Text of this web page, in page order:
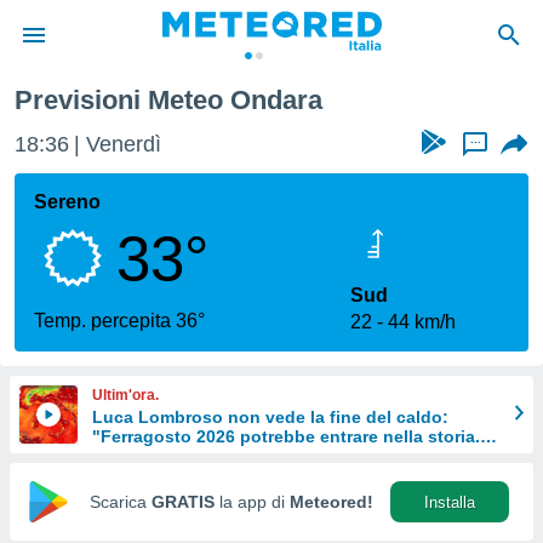
di
per
le
di
Web
Previsioni Meteo Ondara
18:36 Venerdì ...
Sereno
33°
Temp. percepita 36°
Sud
22
44 km/h
Ultim'ora.
Luca Lombroso non vede la fine del caldo:
"Ferragosto 2026 potrebbe entrare nella storia.
Scarica GRATIS la app di Meteored! Installa